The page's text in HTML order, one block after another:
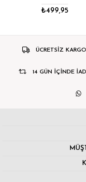
ÜCRETSİZ KARGO
14 GÜN İÇİNDE